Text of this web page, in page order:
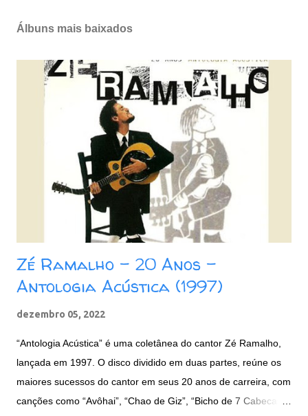
Álbuns mais baixados
Zé Ramalho - 20 Anos -
Antologia Acústica (1997)
dezembro 05, 2022
“Antologia Acústica” é uma coletânea do cantor Zé Ramalho,
lançada em 1997. O disco dividido em duas partes, reúne os
maiores sucessos do cantor em seus 20 anos de carreira, com
canções como “Avôhai”, “Chao de Giz”, “Bicho de 7 Cabecas”,